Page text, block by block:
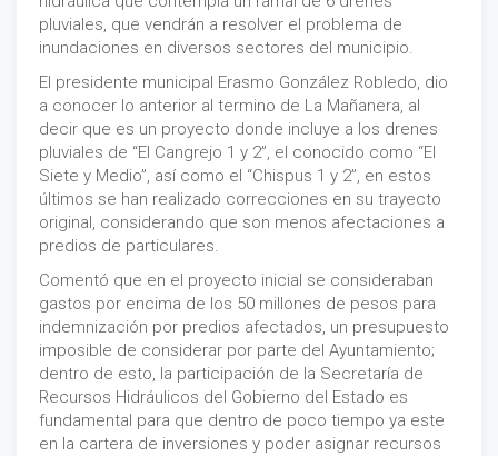
pluviales, que vendrán a resolver el problema de
inundaciones en diversos sectores del municipio.
El presidente municipal Erasmo González Robledo, dio
a conocer lo anterior al termino de La Mañanera, al
decir que es un proyecto donde incluye a los drenes
pluviales de “El Cangrejo 1 y 2”, el conocido como “El
Siete y Medio”, así como el “Chispus 1 y 2”, en estos
últimos se han realizado correcciones en su trayecto
original, considerando que son menos afectaciones a
predios de particulares.
Comentó que en el proyecto inicial se consideraban
gastos por encima de los 50 millones de pesos para
indemnización por predios afectados, un presupuesto
imposible de considerar por parte del Ayuntamiento;
dentro de esto, la participación de la Secretaría de
Recursos Hidráulicos del Gobierno del Estado es
fundamental para que dentro de poco tiempo ya este
en la cartera de inversiones y poder asignar recursos